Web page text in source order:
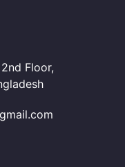
Floor,